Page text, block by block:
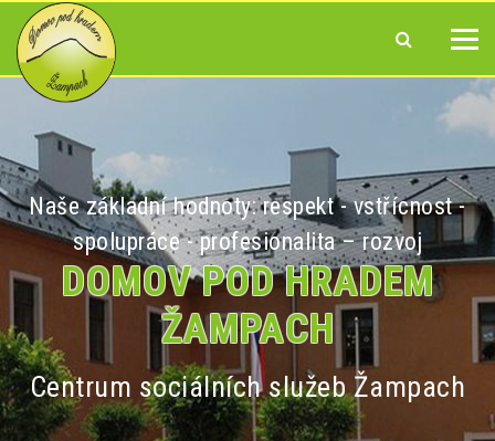
Naše základní hodnoty: respekt - vstřícnost -
spolupráce - profesionalita – rozvoj
DOMOV POD HRADEM
ŽAMPACH
Centrum sociálních služeb Žampach